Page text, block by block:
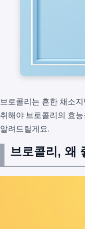
브로콜리는 흔한 채소
취해야 브로콜리의 효
알려드릴게요.
브로콜리, 왜